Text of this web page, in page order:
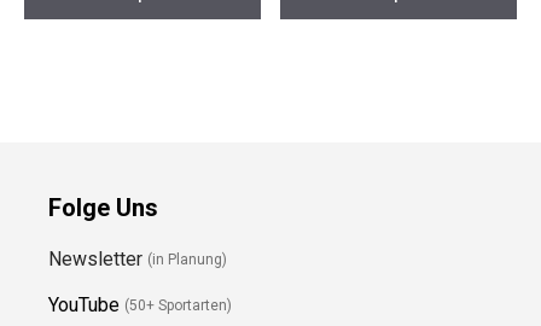
Damen Outdoorjacke
Outdoor GPS-Navi
Folge Uns